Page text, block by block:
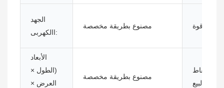
الجهد
االكهربى:
مصنوع بطريقة مخصصة
الأبعاد
(الطول ×
العرض ×
مصنوع بطريقة مخصصة
أهم نقاط